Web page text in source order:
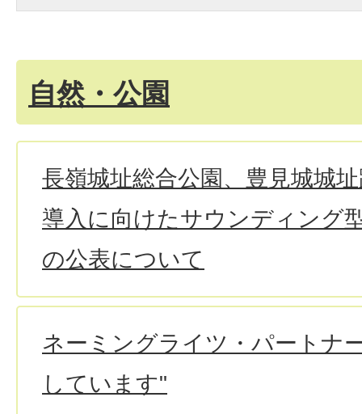
自然・公園
長嶺城址総合公園、豊見城城
導入に向けたサウンディング
の公表について
ネーミングライツ・パートナ
しています"